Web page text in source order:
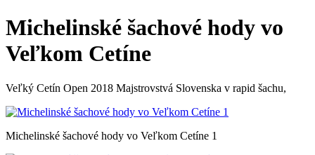
Michelinské šachové hody vo
Veľkom Cetíne
Veľký Cetín Open 2018 Majstrovstvá Slovenska v rapid šachu,
Michelinské šachové hody vo Veľkom Cetíne 1